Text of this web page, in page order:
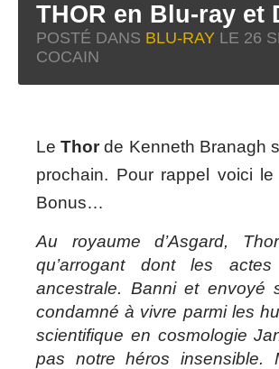
THOR en Blu-ray et
POSTÉ DANS BLU-RAY LE 26
COCAIN
LeThorde Kenneth Branagh
prochain. Pour rappel voici
Bonus…
Au royaume d’Asgard,
qu’arrogant dont les
ancestrale. Banni et
condamné à vivre parmi les
scientifique en cosmologie
pas notre héros insensible.